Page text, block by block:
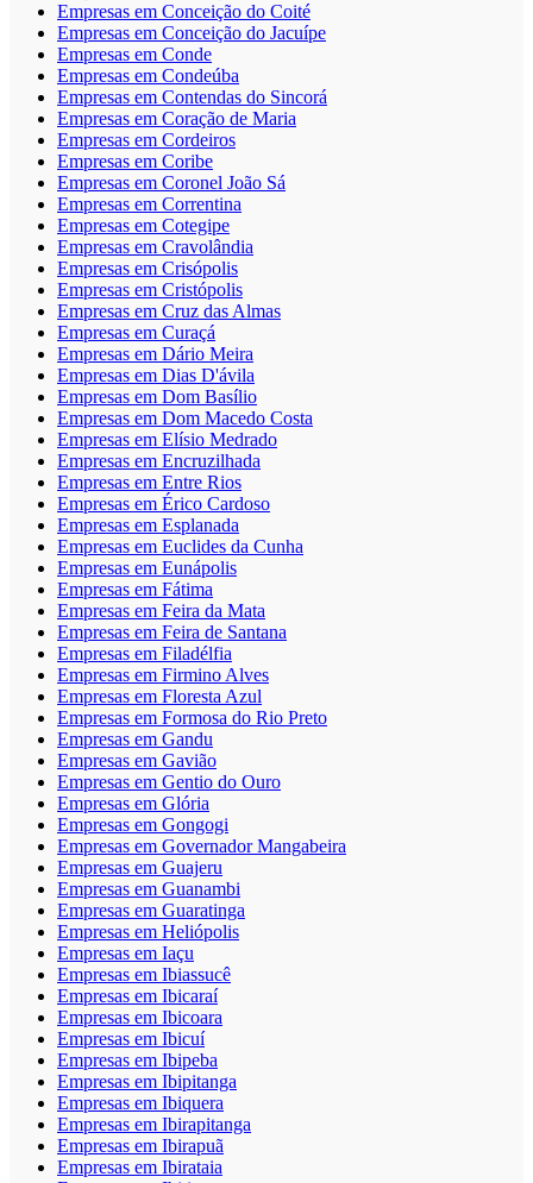
Empresas em Conceição do Coité
Empresas em Conceição do Jacuípe
Empresas em Conde
Empresas em Condeúba
Empresas em Contendas do Sincorá
Empresas em Coração de Maria
Empresas em Cordeiros
Empresas em Coribe
Empresas em Coronel João Sá
Empresas em Correntina
Empresas em Cotegipe
Empresas em Cravolândia
Empresas em Crisópolis
Empresas em Cristópolis
Empresas em Cruz das Almas
Empresas em Curaçá
Empresas em Dário Meira
Empresas em Dias D'ávila
Empresas em Dom Basílio
Empresas em Dom Macedo Costa
Empresas em Elísio Medrado
Empresas em Encruzilhada
Empresas em Entre Rios
Empresas em Érico Cardoso
Empresas em Esplanada
Empresas em Euclides da Cunha
Empresas em Eunápolis
Empresas em Fátima
Empresas em Feira da Mata
Empresas em Feira de Santana
Empresas em Filadélfia
Empresas em Firmino Alves
Empresas em Floresta Azul
Empresas em Formosa do Rio Preto
Empresas em Gandu
Empresas em Gavião
Empresas em Gentio do Ouro
Empresas em Glória
Empresas em Gongogi
Empresas em Governador Mangabeira
Empresas em Guajeru
Empresas em Guanambi
Empresas em Guaratinga
Empresas em Heliópolis
Empresas em Iaçu
Empresas em Ibiassucê
Empresas em Ibicaraí
Empresas em Ibicoara
Empresas em Ibicuí
Empresas em Ibipeba
Empresas em Ibipitanga
Empresas em Ibiquera
Empresas em Ibirapitanga
Empresas em Ibirapuã
Empresas em Ibirataia